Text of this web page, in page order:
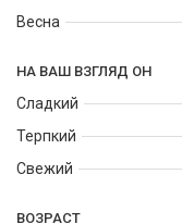
Весна
НА ВАШ ВЗГЛЯД ОН
Сладкий
Терпкий
Свежий
ВОЗРАСТ